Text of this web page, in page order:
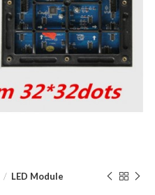
LED Module